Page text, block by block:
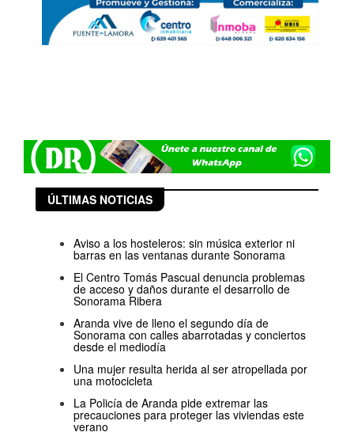
ÚLTIMAS NOTICIAS
Aviso a los hosteleros: sin música exterior ni
barras en las ventanas durante Sonorama
El Centro Tomás Pascual denuncia problemas
de acceso y daños durante el desarrollo de
Sonorama Ribera
Aranda vive de lleno el segundo día de
Sonorama con calles abarrotadas y conciertos
desde el mediodía
Una mujer resulta herida al ser atropellada por
una motocicleta
La Policía de Aranda pide extremar las
precauciones para proteger las viviendas este
verano